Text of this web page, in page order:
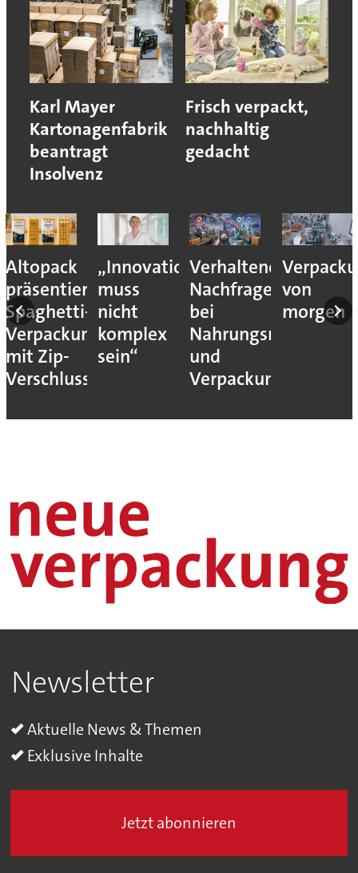
Karl Mayer
Kartonagenfabrik
beantragt
Insolvenz
Frisch verpackt,
nachhaltig
gedacht
Altopack
präsentiert
Spaghetti-
Verpackung
mit Zip-
Verschluss
„Innovation
muss
nicht
komplex
sein“
Verhaltene
Nachfrage
bei
Nahrungsmittel-
und
von
morgen
Newsletter
Aktuelle News & Themen
Exklusive Inhalte
Jetzt abonnieren